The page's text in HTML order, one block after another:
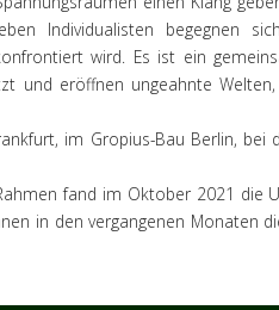
Individualisten begegnen
wird. Es ist ein
und eröffnen ungeahnte
im Gropius-Bau Berlin, bei
fand im Oktober 2021 die
in den vergangenen Monaten